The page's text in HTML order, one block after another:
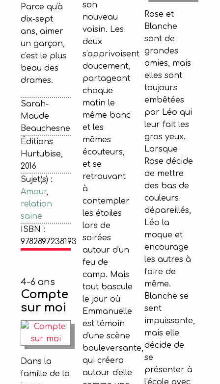
Parce qu'à
dix-sept
ans, aimer
un garçon,
c'est le plus
beau des
drames.
Sarah-
Maude
Beauchesne
Éditions
Hurtubise,
2016
Sujet(s) :
Amour,
relation
saine
ISBN :
9782897238193
son
nouveau
voisin. Les
deux
s'apprivoisent
doucement,
partageant
chaque
matin le
même banc
et les
mêmes
écouteurs,
et se
retrouvant
à
contempler
les étoiles
lors de
soirées
autour d'un
feu de
camp. Mais
tout bascule
le jour où
Emmanuelle
est témoin
d'une scène
bouleversante,
qui créera
autour d'elle
4-6 ans
Compte
sur moi
Dans la
famille de la
Rose et
Blanche
sont de
grandes
amies, mais
elles sont
toujours
embêtées
par Léo qui
leur fait les
gros yeux.
Lorsque
Rose décide
de mettre
des bas de
couleurs
dépareillés,
Léo la
moque et
encourage
les autres à
faire de
même.
Blanche se
sent
impuissante,
mais elle
décide de
se
présenter à
l'école avec